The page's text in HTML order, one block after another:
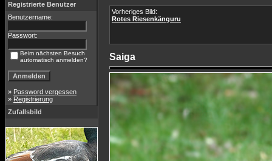
Registrierte Benutzer
Benutzername:
Passwort:
Beim nächsten Besuch
automatisch anmelden?
» Password vergessen
» Registrierung
Zufallsbild
Vorheriges Bild:
Rotes Riesenkänguru
Saiga